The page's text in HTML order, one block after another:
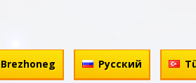
Brezhoneg Русский